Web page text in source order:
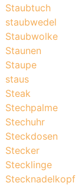
Staubtuch
staubwedel
Staubwolke
Staunen
Staupe
staus
Steak
Stechpalme
Stechuhr
Steckdosen
Stecker
Stecklinge
Stecknadelkopf